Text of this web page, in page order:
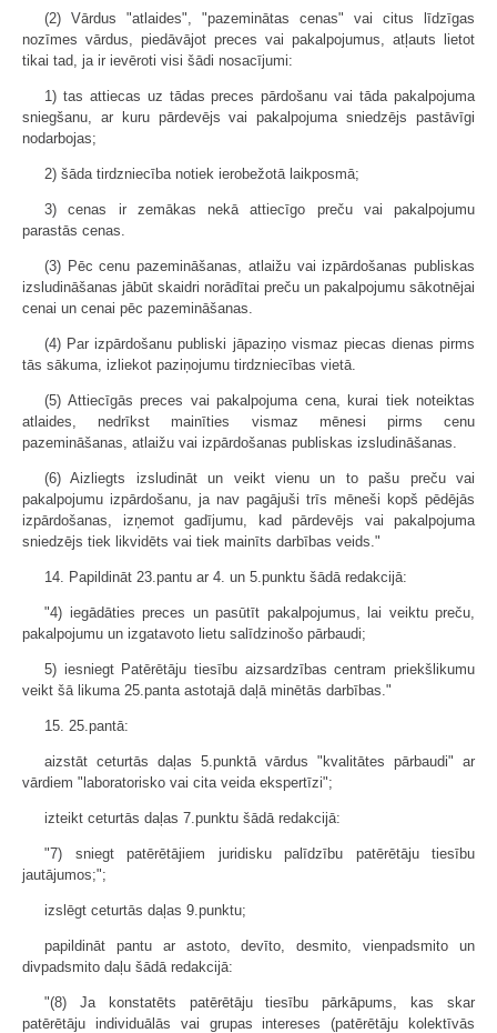
(2) Vārdus "atlaides", "pazeminātas cenas" vai citus līdzīgas
nozīmes vārdus, piedāvājot preces vai pakalpojumus, atļauts lietot
tikai tad, ja ir ievēroti visi šādi nosacījumi:
1) tas attiecas uz tādas preces pārdošanu vai tāda pakalpojuma
sniegšanu, ar kuru pārdevējs vai pakalpojuma sniedzējs pastāvīgi
nodarbojas;
2) šāda tirdzniecība notiek ierobežotā laikposmā;
3) cenas ir zemākas nekā attiecīgo preču vai pakalpojumu
parastās cenas.
(3) Pēc cenu pazemināšanas, atlaižu vai izpārdošanas publiskas
izsludināšanas jābūt skaidri norādītai preču un pakalpojumu sākotnējai
cenai un cenai pēc pazemināšanas.
(4) Par izpārdošanu publiski jāpaziņo vismaz piecas dienas pirms
tās sākuma, izliekot paziņojumu tirdzniecības vietā.
(5) Attiecīgās preces vai pakalpojuma cena, kurai tiek noteiktas
atlaides, nedrīkst mainīties vismaz mēnesi pirms cenu
pazemināšanas, atlaižu vai izpārdošanas publiskas izsludināšanas.
(6) Aizliegts izsludināt un veikt vienu un to pašu preču vai
pakalpojumu izpārdošanu, ja nav pagājuši trīs mēneši kopš pēdējās
izpārdošanas, izņemot gadījumu, kad pārdevējs vai pakalpojuma
sniedzējs tiek likvidēts vai tiek mainīts darbības veids."
14. Papildināt 23.pantu ar 4. un 5.punktu šādā redakcijā:
"4) iegādāties preces un pasūtīt pakalpojumus, lai veiktu preču,
pakalpojumu un izgatavoto lietu salīdzinošo pārbaudi;
5) iesniegt Patērētāju tiesību aizsardzības centram priekšlikumu
veikt šā likuma 25.panta astotajā daļā minētās darbības."
15. 25.pantā:
aizstāt ceturtās daļas 5.punktā vārdus "kvalitātes pārbaudi" ar
vārdiem "laboratorisko vai cita veida ekspertīzi";
izteikt ceturtās daļas 7.punktu šādā redakcijā:
"7) sniegt patērētājiem juridisku palīdzību patērētāju tiesību
jautājumos;";
izslēgt ceturtās daļas 9.punktu;
papildināt pantu ar astoto, devīto, desmito, vienpadsmito un
divpadsmito daļu šādā redakcijā:
"(8) Ja konstatēts patērētāju tiesību pārkāpums, kas skar
patērētāju individuālās vai grupas intereses (patērētāju kolektīvās